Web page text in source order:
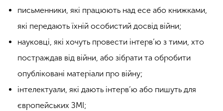
письменники, які працюють над есе або книжками,
які передають їхній особистий досвід війни;
науковці, які хочуть провести інтерв’ю з тими, хто
постраждав від війни, або зібрати та обробити
опубліковані матеріали про війну;
інтелектуали, які дають інтерв’ю або пишуть для
європейських ЗМІ;